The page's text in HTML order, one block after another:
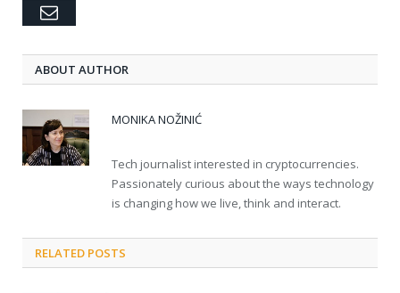
Email
ABOUT AUTHOR
MONIKA NOŽINIĆ
Tech journalist interested in cryptocurrencies.
Passionately curious about the ways technology
is changing how we live, think and interact.
RELATED POSTS